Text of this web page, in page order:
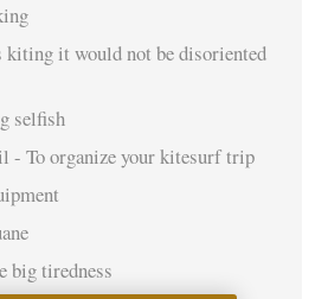
it would not be disoriented
selfish
- To organize your kitesurf trip
big tiredness